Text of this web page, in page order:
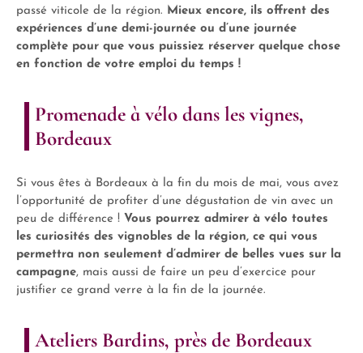
passé viticole de la région. Mieux encore, ils offrent des
expériences d’une demi-journée ou d’une journée
complète pour que vous puissiez réserver quelque chose
en fonction de votre emploi du temps !
Promenade à vélo dans les vignes,
Bordeaux
Si vous êtes à Bordeaux à la fin du mois de mai, vous avez
l’opportunité de profiter d’une dégustation de vin avec un
peu de différence ! Vous pourrez admirer à vélo toutes
les curiosités des vignobles de la région, ce qui vous
permettra non seulement d’admirer de belles vues sur la
campagne, mais aussi de faire un peu d’exercice pour
justifier ce grand verre à la fin de la journée.
Ateliers Bardins, près de Bordeaux